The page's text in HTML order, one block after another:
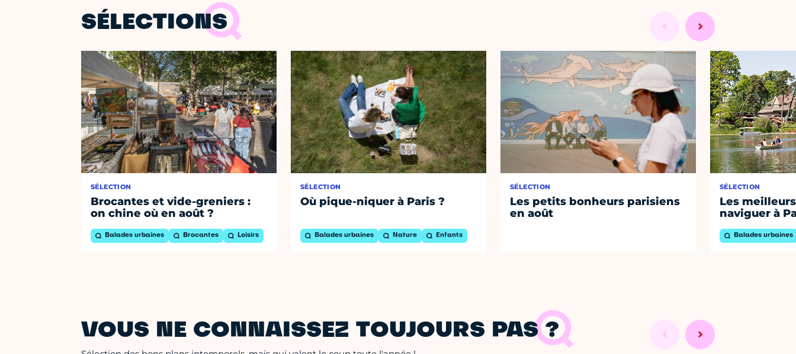
SÉLECTIONS
SÉLECTION
Brocantes et vide-greniers :
on chine où en août ?
Balades urbaines Brocantes Loisirs
SÉLECTION
Où pique-niquer à Paris ?
Balades urbaines Nature Enfants
SÉLECTION
Les petits bonheurs parisiens
en août
SÉLECTION
Les
naviguer à
Balades urbaines
VOUS NE CONNAISSEZ TOUJOURS PAS ?